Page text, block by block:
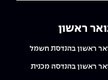
ראשון
ראשון בהנדסת חשמל
ראשון בהנדסה מכנית